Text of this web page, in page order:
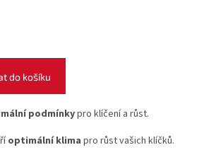
do košíku
podmínkypro klíčení a růst.
optimální klima pro růst vašich klíčků.